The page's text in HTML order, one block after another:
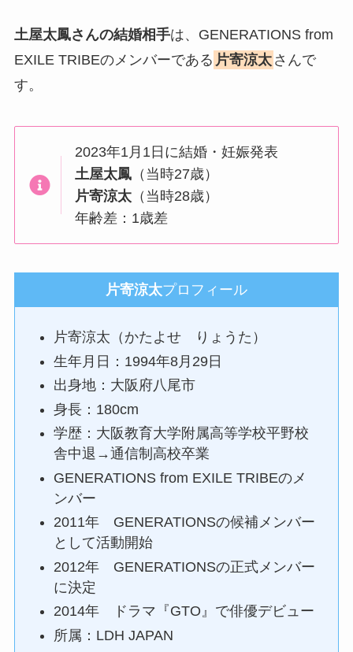
土屋太鳳さんの結婚相手は、GENERATIONS from
EXILE TRIBEのメンバーである 片寄涼太 さんで
す。
2023年1月1日に結婚・妊娠発表
土屋太鳳 （当時27歳）
片寄涼太 （当時28歳）
年齢差：1歳差
片寄涼太プロフィール
片寄涼太（かたよせ りょうた）
生年月日：1994年8月29日
出身地：大阪府八尾市
身長：180cm
学歴：大阪教育大学附属高等学校平野校
舎中退→通信制高校卒業
GENERATIONS from EXILE TRIBEのメ
ンバー
2011年 GENERATIONSの候補メンバー
として活動開始
2012年 GENERATIONSの正式メンバー
に決定
2014年 ドラマ『GTO』で俳優デビュー
所属：LDH JAPAN